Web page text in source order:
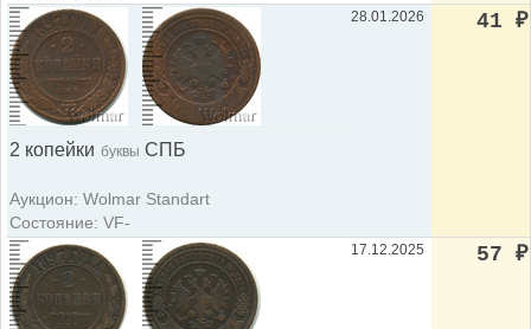
2 копейки буквы СПБ
Аукцион: Wolmar Standart
Состояние: VF-
28.01.2026 41 ₽
17.12.2025 57 ₽